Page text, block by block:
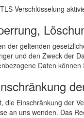
Verschlüsselung
der geltenden
und den Zweck der
Daten
die Einschränkung der
an uns wenden. Das